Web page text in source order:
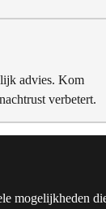
advies. Kom
verbetert.
mogelijkheden